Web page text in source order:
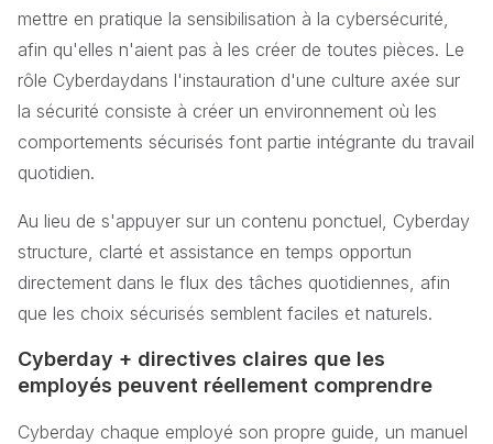
mettre en pratique la sensibilisation à la cybersécurité,
afin qu'elles n'aient pas à les créer de toutes pièces. Le
rôle Cyberdaydans l'instauration d'une culture axée sur
la sécurité consiste à créer un environnement où les
comportements sécurisés font partie intégrante du travail
quotidien.
Au lieu de s'appuyer sur un contenu ponctuel, Cyberday
structure, clarté et assistance en temps opportun
directement dans le flux des tâches quotidiennes, afin
que les choix sécurisés semblent faciles et naturels.
Cyberday + directives claires que les
employés peuvent réellement comprendre
Cyberday chaque employé son propre guide, un manuel